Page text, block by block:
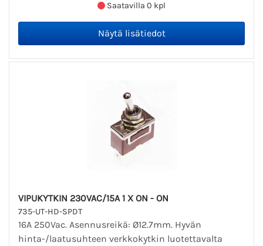
Saatavilla 0 kpl
VIPUKYTKIN 230VAC/15A 1 X ON - ON
735-UT-HD-SPDT
16A 250Vac. Asennusreikä: Ø12.7mm. Hyvän
hinta-/laatusuhteen verkkokytkin luotettavalta